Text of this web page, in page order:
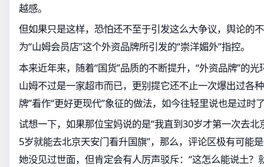
越感。
但如果只是这样，恐怕还不至于引发这么大争议，舆论的
为“山姆会员店”这个外资品牌所引发的“崇洋媚外”指控。
本来近年来，随着“国货”品质的不断提升，“外资品牌”的
山姆不过是一家超市而已，更别提它还不止一次爆出过各
牌”看作“更好更现代”象征的做法，如今往轻里说也是过时
试想一下，如果那位宝妈说的是“我直到30岁才第一次去
5岁就能去北京天安门看升国旗”，那么，评论区极有可能
她没见过世面，但肯定会有人厉声驳斥：“这怎么能说土？